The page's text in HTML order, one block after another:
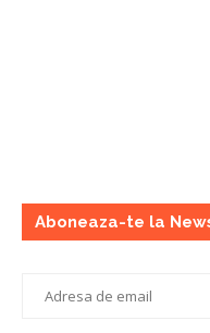
Aboneaza-te la